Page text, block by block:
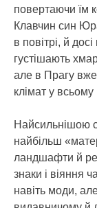
повертаючи їм
Клавчин син
в повітрі, й
густішають
але в Прагу вже
клімат у всьому
Найсильнішою
найбільш
ландшафти й
знаки і віяння
навіть моди,